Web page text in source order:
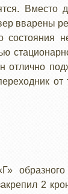
Вместо
вварены
отлично
2